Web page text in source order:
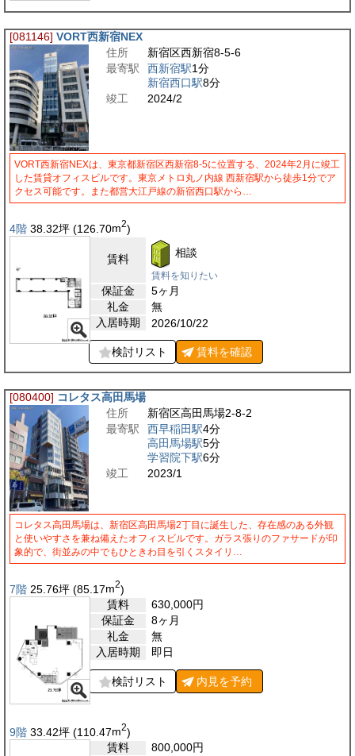
[081146] VORT西新宿NEX
住所
新宿区西新宿8-5-6
最寄駅
西新宿駅1分
新宿西口駅8分
竣工
2024/2
VORT西新宿NEXは、東京都新宿区西新宿8-5に位置する、2024年2月に竣工
した賃貸オフィスビルです。東京メトロ丸ノ内線 西新宿駅から徒歩1分でア
クセス可能です。また都営大江戸線の新宿西口駅から…
4階 38.32坪 (126.70m2)
賃料 相談
賃料を知りたい
保証金
5ヶ月
礼金
無
入居時期
2026/10/22
検討リスト 賃料を確認
[080400] コレタス高田馬場
住所
新宿区高田馬場2-8-2
最寄駅
西早稲田駅4分
高田馬場駅5分
学習院下駅6分
竣工
2023/1
コレタス高田馬場は、新宿区高田馬場2丁目に誕生した、存在感のある外観
と使いやすさを兼ね備えたオフィスビルです。ガラス張りのファサードが印
象的で、街並みの中でもひときわ目を引くスタイリ…
7階 25.76坪 (85.17m2)
賃料
630,000円
保証金
8ヶ月
礼金
無
入居時期
即日
検討リスト 内見を予約
9階 33.42坪 (110.47m2)
賃料
800,000円